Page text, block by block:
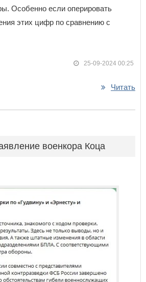
Особенно если оперировать
этих цифр по сравнению с
25-09-2024 00:25
Читать
военкора Коца